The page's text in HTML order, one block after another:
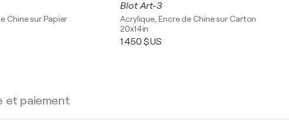
Chine sur Papier
Blot Art-3
Acrylique, Encre de Chine sur Carton
20x14in
1 450 $US
et paiement